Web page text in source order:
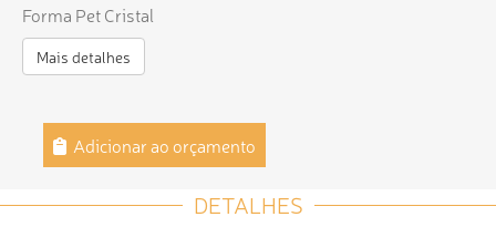
Forma Pet Cristal
Mais detalhes
Adicionar ao orçamento
DETALHES